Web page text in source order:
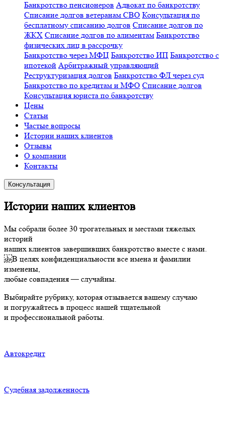
Банкротство пенсионеров Адвокат по банкротству
Списание долгов ветеранам СВО Консультация по
бесплатному списанию долгов Списание долгов по
ЖКХ Списание долгов по алиментам Банкротство
физических лиц в рассрочку
Банкротство через МФЦ Банкротство ИП Банкротство с
ипотекой Арбитражный управляющий
Реструктуризация долгов Банкротство ФЛ через суд
Банкротство по кредитам и МФО Списание долгов
Консультация юриста по банкротству
Цены
Статьи
Частые вопросы
Истории наших клиентов
Отзывы
О компании
Контакты
Консультация
Истории наших клиентов
Мы собрали более 30 трогательных и местами тяжелых
историй
наших клиентов завершивших банкротство вместе с нами.
В целях конфиденциальности все имена и фамилии
изменены,
любые совпадения — случайны.
Выбирайте рубрику, которая отзывается вашему случаю
и погружайтесь в процесс нашей тщательной
и профессиональной работы.
Автокредит
Судебная задолженность